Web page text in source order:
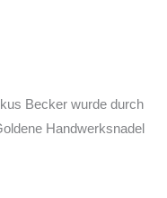
Becker wurde durch
Handwerksnadel